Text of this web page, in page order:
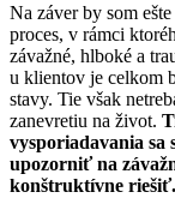
Na záver by som
proces, v rámci
závažné, hlboké a
u klientov je celkom
stavy. Tie však
zanevretiu na život.
vysporiadavania sa
upozorniť na
konštruktívne riešiť.